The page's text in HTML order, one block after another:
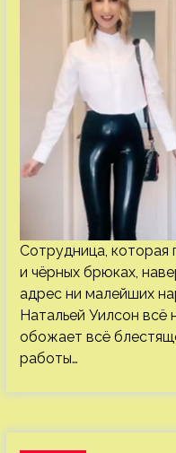
Сотрудница, которая
и чёрных брюках,
адрес ни малейших
Натальей Уилсон всё
обожает всё
работы…